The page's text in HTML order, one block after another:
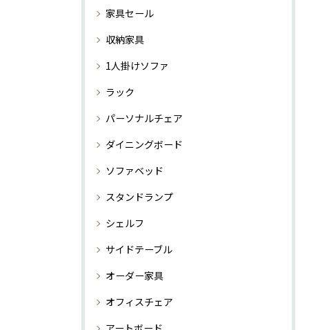
家具セール
収納家具
1人掛けソファ
ラック
パーソナルチェア
ダイニングボード
ソファベッド
スタンドランプ
シェルフ
サイドテーブル
オーダー家具
オフィスチェア